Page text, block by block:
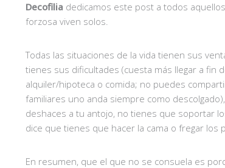
Decofilia dedicamos este post a todos
forzosa viven solos.
Todas las situaciones de la vida tienen sus
tienes sus dificultades (cuesta más llegar a fin
alquiler/hipoteca o comida; no puedes
familiares uno anda siempre como
deshaces a tu antojo, no tienes que soportar
dice que tienes que hacer la cama o fregar los
En resumen, que el que no se consuela es